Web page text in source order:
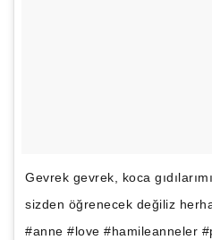
Gevrek gevrek, koca
sizden öğrenecek değiliz
#anne #love #hamileanneler